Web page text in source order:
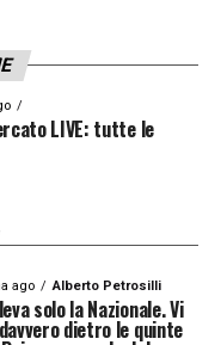
ti porteremo
TOP NEWS
LIVE: tutte le
ago Alberto Petrosilli
solo la Nazionale. Vi
dietro le quinte